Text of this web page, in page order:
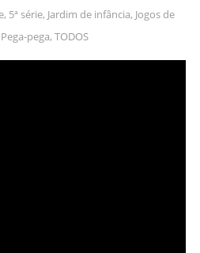
, 5ª série, Jardim de infância, Jogos de
Pega-pega, TODOS